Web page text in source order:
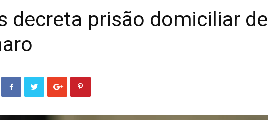
decreta prisão domiciliar de